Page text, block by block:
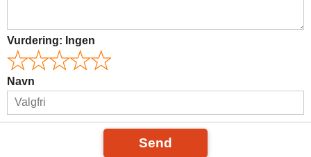
Vurdering: Ingen
Navn
Send